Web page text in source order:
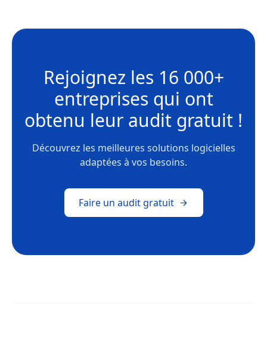
Rejoignez les 16 000+
entreprises qui ont
obtenu leur audit gratuit !
Découvrez les meilleures solutions logicielles
adaptées à vos besoins.
Faire un audit gratuit